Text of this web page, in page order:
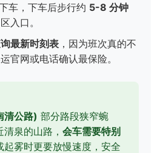
车，下车后步行约 5-8 分钟
入口。
最新时刻表 ，因为班次真的不
官网或电话确认最保险。
清公路) 部分路段狭窄蜿
泉的山路， 会车需要特别
起雾时更要放慢速度，安全